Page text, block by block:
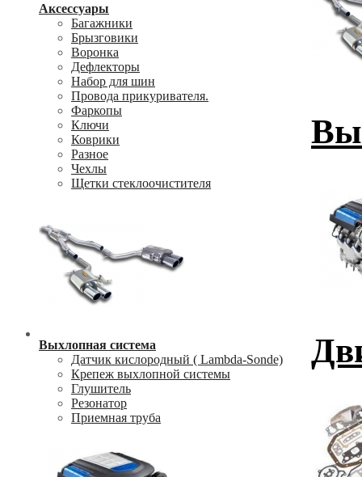
Аксессуары
Багажники
Брызговики
Воронка
Дефлекторы
Набор для шин
Провода прикуривателя.
Фаркопы
Ключи
Коврики
Разное
Чехлы
Щетки стеклоочистителя
Выхлопная система
Датчик кислородный ( Lambda-Sonde)
Крепеж выхлопной системы
Глушитель
Резонатор
Приемная труба